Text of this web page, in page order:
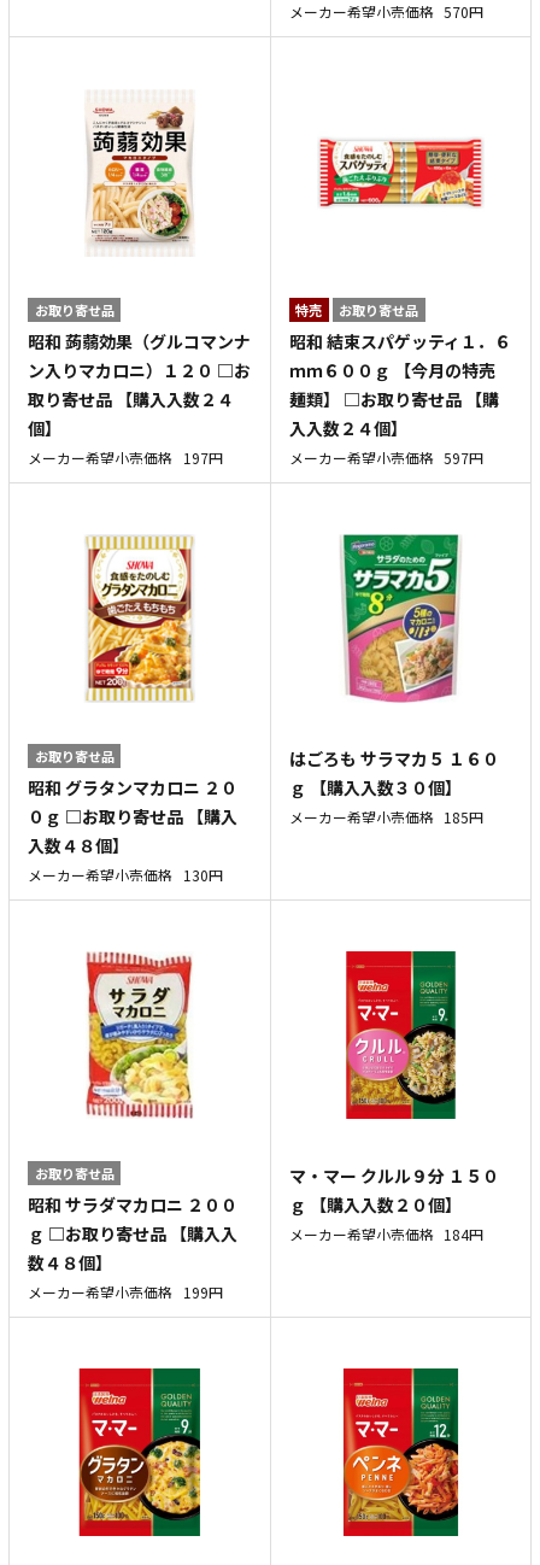
メーカー希望小売価格 570円
お取り寄せ品
昭和 蒟蒻効果（グルコマンナ
ン入りマカロニ）１２０ □お
取り寄せ品 【購入入数２４
個】
メーカー希望小売価格 197円
特売 お取り寄せ品
昭和 結束スパゲッティ１．６
ｍｍ６００ｇ 【今月の特売
麺類】 □お取り寄せ品 【購
入入数２４個】
メーカー希望小売価格 597円
お取り寄せ品
昭和 グラタンマカロニ ２０
０ｇ □お取り寄せ品 【購入
入数４８個】
メーカー希望小売価格 130円
はごろも サラマカ５ １６０
ｇ 【購入入数３０個】
メーカー希望小売価格 185円
お取り寄せ品
昭和 サラダマカロニ ２００
ｇ □お取り寄せ品 【購入入
数４８個】
メーカー希望小売価格 199円
マ・マー クルル９分 １５０
ｇ 【購入入数２０個】
メーカー希望小売価格 184円